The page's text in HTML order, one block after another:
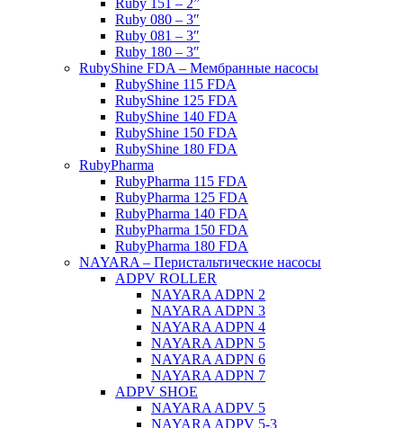
Ruby 151 – 2”
Ruby 080 – 3″
Ruby 081 – 3″
Ruby 180 – 3″
RubyShine FDA – Мембранные насосы
RubyShine 115 FDA
RubyShine 125 FDA
RubyShine 140 FDA
RubyShine 150 FDA
RubyShine 180 FDA
RubyPharma
RubyPharma 115 FDA
RubyPharma 125 FDA
RubyPharma 140 FDA
RubyPharma 150 FDA
RubyPharma 180 FDA
NAYARA – Перистальтические насосы
ADPV ROLLER
NAYARA ADPN 2
NAYARA ADPN 3
NAYARA ADPN 4
NAYARA ADPN 5
NAYARA ADPN 6
NAYARA ADPN 7
ADPV SHOE
ΝAYARA ADPV 5
NAYARA ADPV 5-3